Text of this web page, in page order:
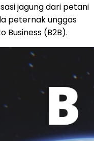
jagung dari petani
peternak unggas
Business (B2B).